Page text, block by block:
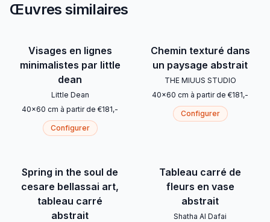
Œuvres similaires
Visages en lignes
minimalistes par little
dean
Little Dean
40x60 cm à partir de €181,-
Configurer
Chemin texturé dans
un paysage abstrait
THE MIUUS STUDIO
40x60 cm à partir de €181,-
Configurer
Spring in the soul de
cesare bellassai art,
tableau carré
abstrait
Tableau carré de
fleurs en vase
abstrait
Shatha Al Dafai